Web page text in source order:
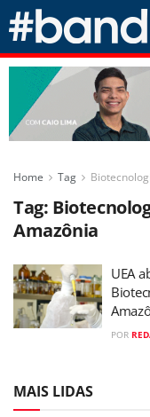
Home Tag
Tag:
Amazônia
UEA
POR
MAIS LIDAS